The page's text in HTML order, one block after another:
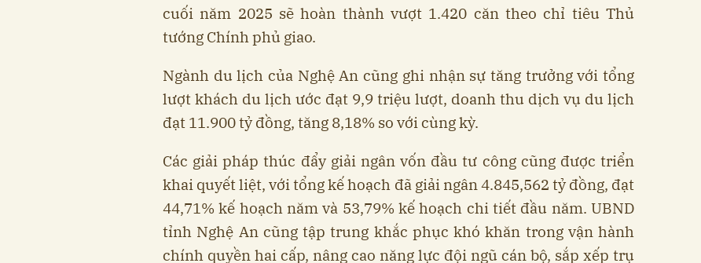
cuối năm 2025 sẽ hoàn thành vượt 1.420 căn theo chỉ tiêu Thủ
tướng Chính phủ giao.
Ngành du lịch của Nghệ An cũng ghi nhận sự tăng trưởng với tổng
lượt khách du lịch ước đạt 9,9 triệu lượt, doanh thu dịch vụ du lịch
đạt 11.900 tỷ đồng, tăng 8,18% so với cùng kỳ.
Các giải pháp thúc đẩy giải ngân vốn đầu tư công cũng được triển
khai quyết liệt, với tổng kế hoạch đã giải ngân 4.845,562 tỷ đồng, đạt
44,71% kế hoạch năm và 53,79% kế hoạch chi tiết đầu năm. UBND
tỉnh Nghệ An cũng tập trung khắc phục khó khăn trong vận hành
chính quyền hai cấp, nâng cao năng lực đội ngũ cán bộ, sắp xếp trụ